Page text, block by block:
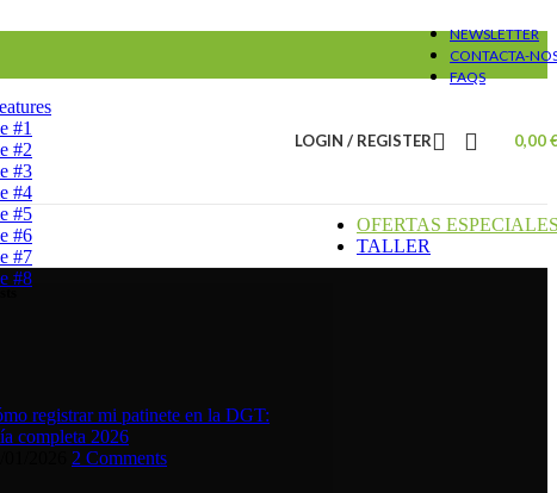
NEWSLETTER
CONTACTA-
FAQS
LOGIN / REGISTER 0,00
#1
#2
#3
#4
#5
#6
#7
#8
registrar mi patinete en la DGT:
completa 2026
2 Comments
OFERTAS
TALLER